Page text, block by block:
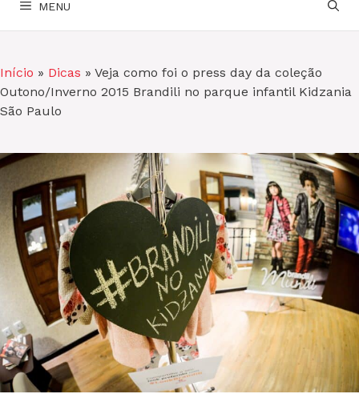
MENU
Início » Dicas » Veja como foi o press day da coleção
Outono/Inverno 2015 Brandili no parque infantil Kidzania
São Paulo